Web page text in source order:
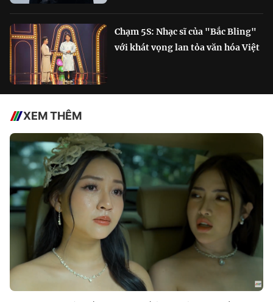
Chạm 5S: Nhạc sĩ của "Bắc Bling"
với khát vọng lan tỏa văn hóa Việt
XEM THÊM